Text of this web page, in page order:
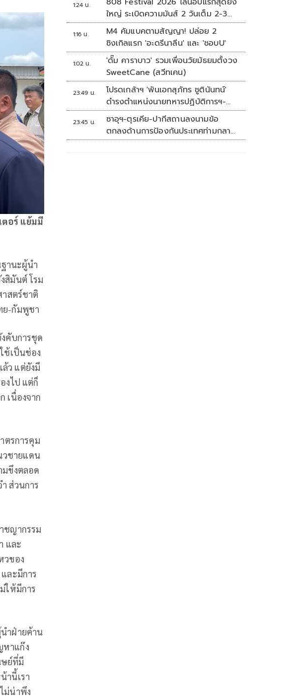
ตอร์ แย้มมี
านะผู้นำ
สิมันต์ โรม
สตร์ชาติ
ย-กัมพูชา​
คับการชุด
ช้เป็นช่อง
ว แต่ยังมี
งไป​ แต่ก็
เนื่องจาก
ตรการคุม
วชายแดน
ขึงตลอด
ส่วนการ
ชญากรรม
และ
วของ
ละมีการ
ให้มีการ
ำฝ่ายค้าน
หาแก๊ง
ษย์ที่มี
านี้เรา
ม่น่าพึง
1:24 น.
ใหญ่ ระเบิดความมันส์ 2 วันเต็ม 2-3
ต.ค.นี้
1:16 น.
M4 คัมแบคตามสัญญา! ปล่อย 2
ซิงเกิลแรก 'อะดรีนาลีน' และ 'ชอบU'
1:02 น.
'ดั๊ม คาราบาว' รวมเพื่อนวัยมัธยมตั้งวง
SweetCane (สวีทเคน)
23:49 น.
โปรดเกล้าฯ 'พันเอกสุภัทร ชูตินันทน์'
ดำรงตำแหน่งนายทหารปฏิบัติการฯ-
พระราชทานยศ 'พลตรี'
23:45 น.
ซาอุฯ-ตุรเคีย-ปากีสถานลงนามข้อ
ตกลงด้านการป้องกันประเทศท่ามกลาง
สงครามในภูมิภาค